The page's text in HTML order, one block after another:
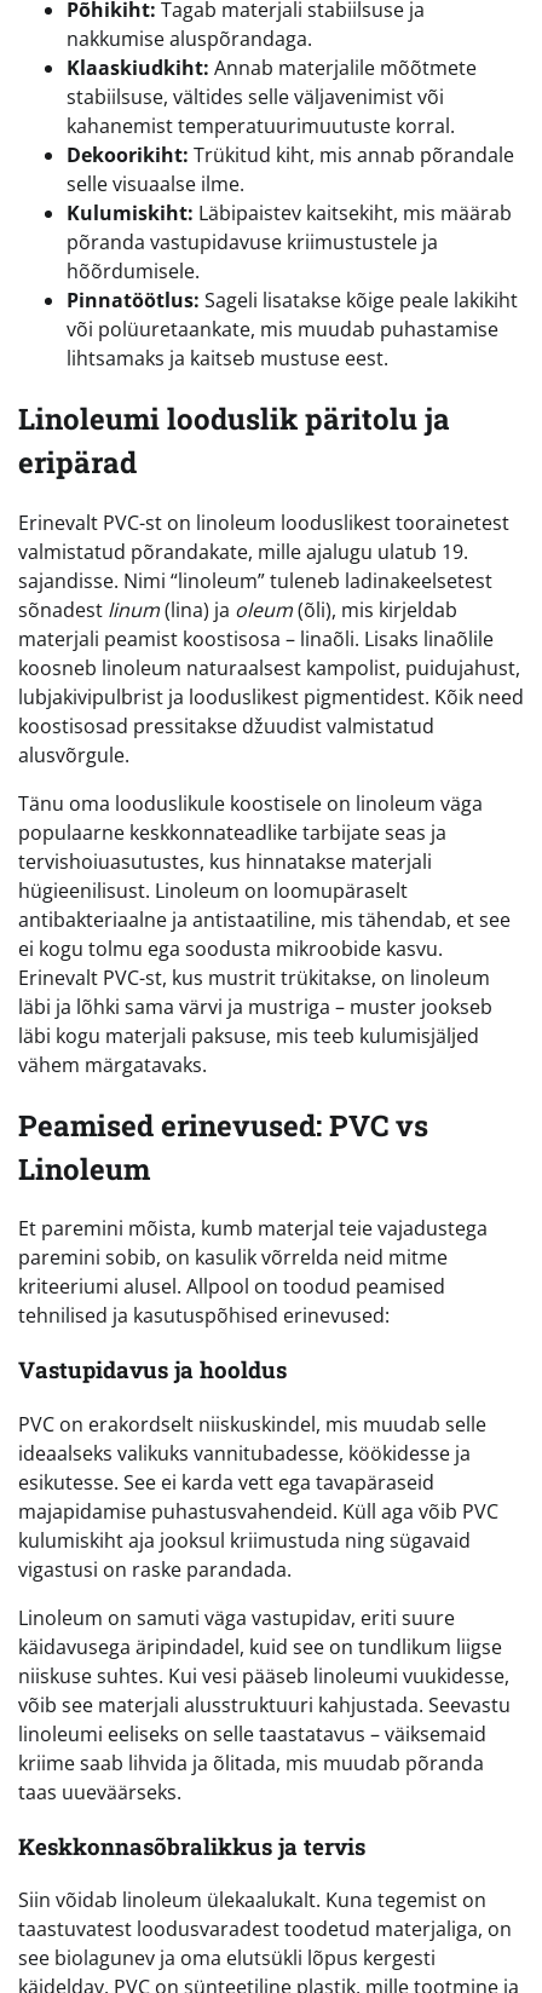
Põhikiht: Tagab materjali stabiilsuse ja
nakkumise aluspõrandaga.
Klaaskiudkiht: Annab materjalile mõõtmete
stabiilsuse, vältides selle väljavenimist või
kahanemist temperatuurimuutuste korral.
Dekoorikiht: Trükitud kiht, mis annab põrandale
selle visuaalse ilme.
Kulumiskiht: Läbipaistev kaitsekiht, mis määrab
põranda vastupidavuse kriimustustele ja
hõõrdumisele.
Pinnatöötlus: Sageli lisatakse kõige peale lakikiht
või polüuretaankate, mis muudab puhastamise
lihtsamaks ja kaitseb mustuse eest.
Linoleumi looduslik päritolu ja
eripärad
Erinevalt PVC-st on linoleum looduslikest toorainetest
valmistatud põrandakate, mille ajalugu ulatub 19.
sajandisse. Nimi “linoleum” tuleneb ladinakeelsetest
sõnadest linum(lina) ja oleum(õli), mis kirjeldab
materjali peamist koostisosa – linaõli. Lisaks linaõlile
koosneb linoleum naturaalsest kampolist, puidujahust,
lubjakivipulbrist ja looduslikest pigmentidest. Kõik need
koostisosad pressitakse džuudist valmistatud
alusvõrgule.
Tänu oma looduslikule koostisele on linoleum väga
populaarne keskkonnateadlike tarbijate seas ja
tervishoiuasutustes, kus hinnatakse materjali
hügieenilisust. Linoleum on loomupäraselt
antibakteriaalne ja antistaatiline, mis tähendab, et see
ei kogu tolmu ega soodusta mikroobide kasvu.
Erinevalt PVC-st, kus mustrit trükitakse, on linoleum
läbi ja lõhki sama värvi ja mustriga – muster jookseb
läbi kogu materjali paksuse, mis teeb kulumisjäljed
vähem märgatavaks.
Peamised erinevused: PVC vs
Linoleum
Et paremini mõista, kumb materjal teie vajadustega
paremini sobib, on kasulik võrrelda neid mitme
kriteeriumi alusel. Allpool on toodud peamised
tehnilised ja kasutuspõhised erinevused:
Vastupidavus ja hooldus
PVC on erakordselt niiskuskindel, mis muudab selle
ideaalseks valikuks vannitubadesse, köökidesse ja
esikutesse. See ei karda vett ega tavapäraseid
majapidamise puhastusvahendeid. Küll aga võib PVC
kulumiskiht aja jooksul kriimustuda ning sügavaid
vigastusi on raske parandada.
Linoleum on samuti väga vastupidav, eriti suure
käidavusega äripindadel, kuid see on tundlikum liigse
niiskuse suhtes. Kui vesi pääseb linoleumi vuukidesse,
võib see materjali alusstruktuuri kahjustada. Seevastu
linoleumi eeliseks on selle taastatavus – väiksemaid
kriime saab lihvida ja õlitada, mis muudab põranda
taas uueväärseks.
Keskkonnasõbralikkus ja tervis
Siin võidab linoleum ülekaalukalt. Kuna tegemist on
taastuvatest loodusvaradest toodetud materjaliga, on
see biolagunev ja oma elutsükli lõpus kergesti
käideldav. PVC on sünteetiline plastik, mille tootmine ja